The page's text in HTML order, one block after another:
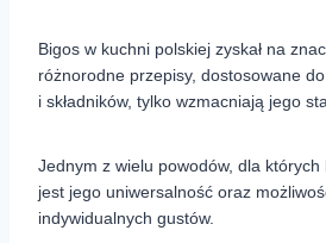
Bigos w kuchni polskiej zyskał na
różnorodne przepisy, dostosowane
i składników, tylko wzmacniają jego
Jednym z wielu powodów, dla których
jest jego uniwersalność oraz
indywidualnych gustów.